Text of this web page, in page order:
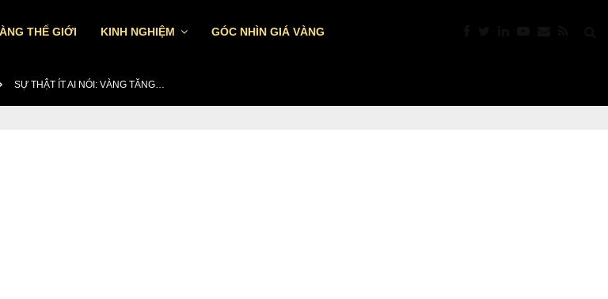
THẾ GIỚI KINH NGHIỆM GÓC NHÌN GIÁ VÀNG
SỰ THẬT ÍT AI NÓI: VÀNG TĂNG…